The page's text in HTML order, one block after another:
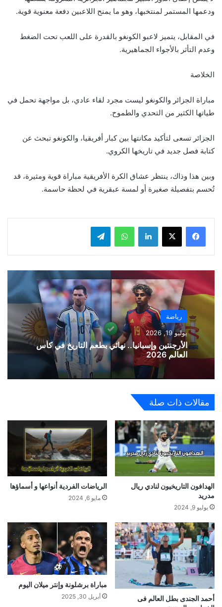
ودعمها المستمر لمنتخبها، وهو ما يمنح اللاعبين دفعة معنوية قوية.
في المقابل، يتميز لاعبو الكونغو بالقدرة على اللعب تحت الضغط
وعدم التأثر بالأجواء الجماهيرية.
الخلاصة
مباراة الجزائر والكونغو ليست مجرد لقاء عادي، بل مواجهة تحمل في
طياتها الكثير من التحدي والطموح.
الجزائر تسعى لتأكيد مكانتها بين كبار أفريقيا، والكونغو تبحث عن
كتابة فصل جديد في تاريخها الكروي.
وبين هذا وذاك، ينتظر عشاق الكرة الأفريقية مباراة قوية ومثيرة، قد
تُحسم بتفصيلة صغيرة أو لمسة عبقرية في لحظة حاسمة.
لينكدإن واتساب
رياضة
يوليو 19, 2026
الأرجنتين وإسبانيا.. نهائي بطعم التاريخ في كأس
العالم 2026
مقالات ذات صلة
الهدافون التاريخيون لنادي ريال
مدريد
يوليو 9, 2024
الرياضات الفردية أنواعها و أسماؤها
مايو 6, 2024
أحمد الجندى بطل العالم فى
مباراة برشلونة وإنتر ميلان اليوم
أبريل 30, 2025